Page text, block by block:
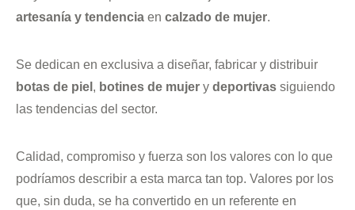
artesanía y tendencia en calzado de mujer.
Se dedican en exclusiva a diseñar, fabricar y distribuir
botas de piel , botines de mujer y deportivas siguiendo
las tendencias del sector.
Calidad, compromiso y fuerza son los valores con lo que
podríamos describir a esta marca tan top. Valores por los
que, sin duda, se ha convertido en un referente en